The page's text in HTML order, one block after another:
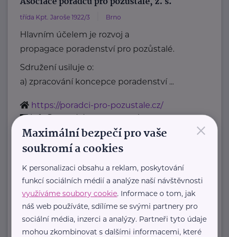
třída Kpt. Jaroše 1922/3 Brno
Hlavním účelem je rozvoj a
propagace poradenství pro pozůstalé.
Sdružení usiluje o:
a) zpracování koncepce poradenství ...
https://poradci-pro-pozustale.cz/
info@poradci-pro-pozustale.cz
Centrum paliativní péče
Dykova 1165/15 Praha 10 Vinohrady
"Zlepšujeme péči o umírající v České
republice, a napříč systémem
zdravotní a sociální péče."
Přinášíme data ...
×
Maximální bezpečí pro vaše
soukromí a cookies
K personalizaci obsahu a reklam, poskytování
funkcí sociálních médií a analýze naší návštěvnosti
využíváme soubory cookie. Informace o tom, jak
náš web používáte, sdílíme se svými partnery pro
sociální média, inzerci a analýzy. Partneři tyto údaje
mohou zkombinovat s dalšími informacemi, které